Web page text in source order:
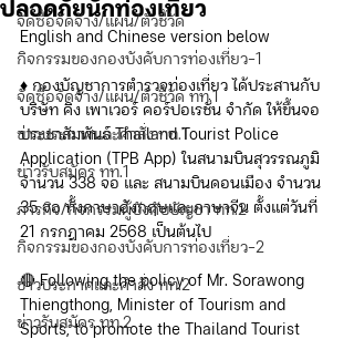
จัดซื้อจัดจ้าง/แผน/ตัวชี้วัด
กิจกรรมของกองบังคับการท่องเที่ยว-1
จัดซื้อจัดจ้าง/แผน/ตัวชี้วัด ทท.1
ข่าวประกาศและคำสั่ง ทท.1
ข่าวรับสมัคร ทท.1
ภารกิจ/กิจกรรมผู้บังคับบัญชา ทท.2
กิจกรรมของกองบังคับการท่องเที่ยว-2
ข่าวประกาศและคำสั่ง ทท.2
ข่าวรับสมัคร ทท.2
ปลอดภัยนักท่องเที่ยว
English and Chinese version below
♦️ กองบัญชาการตำรวจท่องเที่ยว ได้ประสานกับ
บริษัท คิง เพาเวอร์ คอร์ปอเรชั่น จำกัด ให้ขึ้นจอ
ประชาสัมพันธ์ Thailand Tourist Police
Application (TPB App) ในสนามบินสุวรรณภูมิ
จำนวน 338 จอ และ สนามบินดอนเมือง จำนวน
35 จอ ทั้งภาษาอังกฤษและภาษาจีน ตั้งแต่วันที่
21 กรกฎาคม 2568 เป็นต้นไป
🔴 Following the policy of Mr. Sorawong
Thiengthong, Minister of Tourism and
Sports, to promote the Thailand Tourist